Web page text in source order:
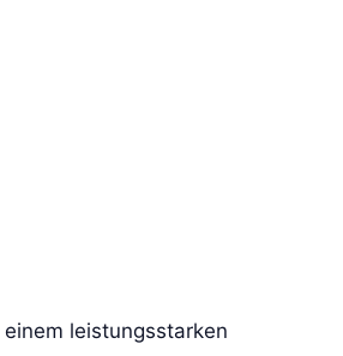
leistungsstarken